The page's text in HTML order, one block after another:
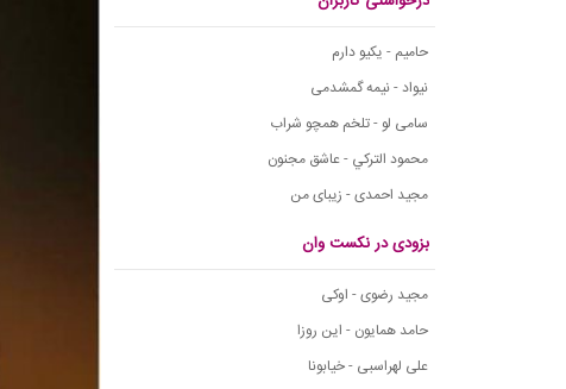
حامیم - یکیو دارم
نیواد - نیمه گمشدمی
سامی لو - تلخم همچو شراب
محمود التركي - عاشق مجنون
مجید احمدی - زیبای من
بزودی در نکست وان
مجید رضوی - اوکی
حامد همایون - این روزا
علی لهراسبی - خیابونا